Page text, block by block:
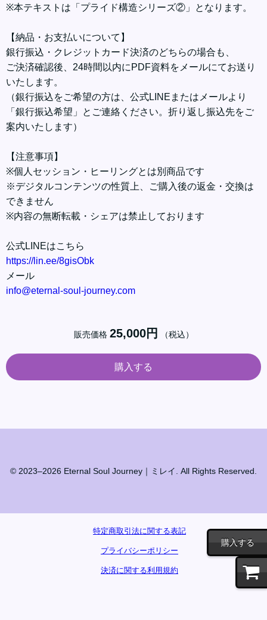
購入する
※本テキストは「プライド構造シリーズ②」となります。
【納品・お支払いについて】
銀行振込・クレジットカード決済のどちらの場合も、
ご決済確認後、24時間以内にPDF資料をメールにてお送り
いたします。
（銀行振込をご希望の方は、公式LINEまたはメールより
「銀行振込希望」とご連絡ください。折り返し振込先をご
案内いたします）
【注意事項】
※個人セッション・ヒーリングとは別商品です
※デジタルコンテンツの性質上、ご購入後の返金・交換は
できません
※内容の無断転載・シェアは禁止しております
公式LINEはこちら
https://lin.ee/8gisObk
メール
info@eternal-soul-journey.com
販売価格 25,000円 （税込）
購入する
© 2023–2026 Eternal Soul Journey｜ミレイ. All Rights Reserved.
特定商取引法に関する表記
プライバシーポリシー
決済に関する利用規約